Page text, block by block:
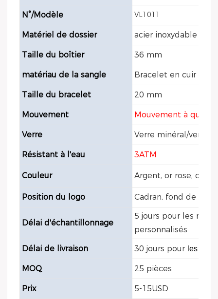
N°/Modèle VL1011
Matériel de dossier acier inoxydable 316L
Taille du boîtier 36 mm
matériau de la sangle Bracelet en cuir
Taille du bracelet 20 mm
Mouvement Mouvement à quartz
Verre Verre minéral/verre
Résistant à l'eau 3ATM
Couleur Argent, or rose, or,
Position du logo Cadran, fond de
Délai d'échantillonnage
5 jours pour les
personnalisés
Délai de livraison 30 jours pour les
MOQ 25 pièces
Prix 5-15USD